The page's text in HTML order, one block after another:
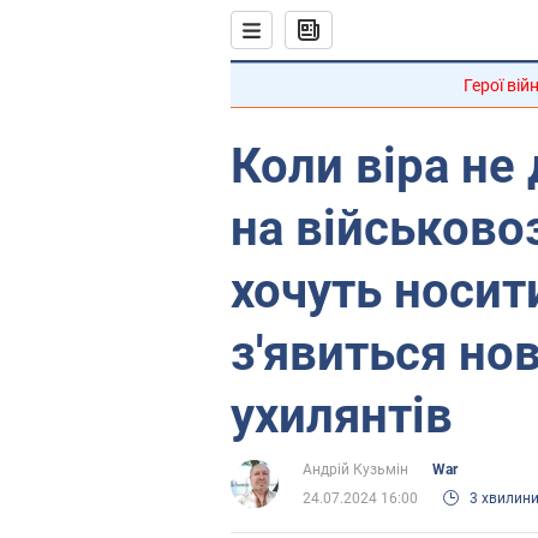
Герої
Коли віра
на
хочуть
з'явиться
ухилянтів
Андрій Кузьмін‎
War
24.07.2024 16:00
3 хвилини